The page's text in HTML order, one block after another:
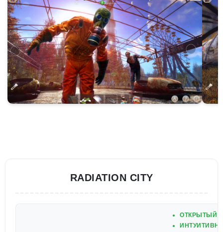
RADIATION CITY
ОТКРЫТЫЙ